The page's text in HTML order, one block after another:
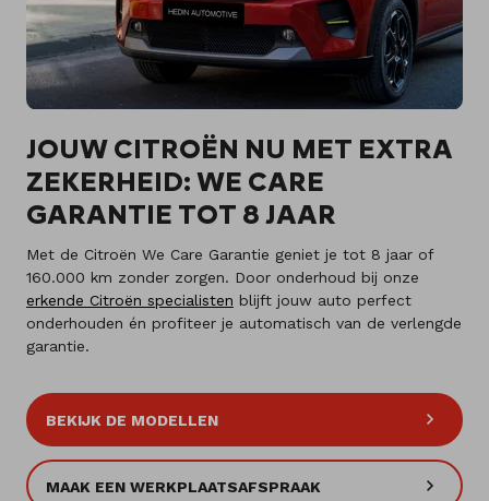
JOUW CITROËN NU MET EXTRA
ZEKERHEID: WE CARE
GARANTIE TOT 8 JAAR
Met de Citroën We Care Garantie geniet je tot 8 jaar of
160.000 km zonder zorgen. Door onderhoud bij onze
erkende Citroën specialisten blijft jouw auto perfect
onderhouden én profiteer je automatisch van de verlengde
garantie.
BEKIJK DE MODELLEN
MAAK EEN WERKPLAATSAFSPRAAK